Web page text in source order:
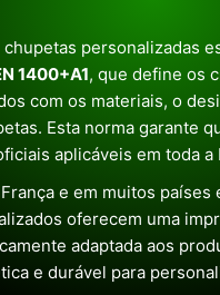
personalizadas
1400+A1, que define os
com os materiais, o
Esta norma garante
aplicáveis em toda a
e em muitos
oferecem uma
adaptada aos
e durável para